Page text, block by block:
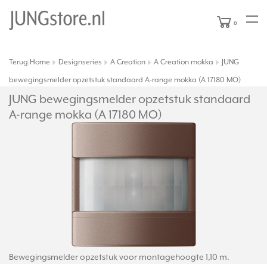
0
Terug Home Designseries A Creation A Creation mokka JUNG
bewegingsmelder opzetstuk standaard A-range mokka (A 17180 MO)
JUNG bewegingsmelder opzetstuk standaard
A-range mokka (A 17180 MO)
Bewegingsmelder opzetstuk voor montagehoogte 1,10 m.